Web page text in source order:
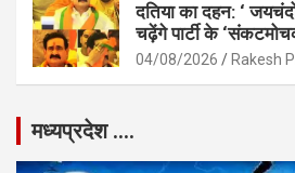
दतिया का दहन: ‘
चढ़ेंगे पार्टी के
04/08/2026 Rakesh
मध्यप्रदेश ….